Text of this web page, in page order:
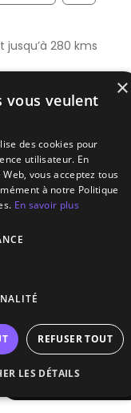
Afficher la carte
280 kms
Dance hall
×
vous veulent
des cookies pour
utilisateur. En
vous acceptez tous
à notre Politique
En savoir plus
REFUSER TOUT
LES DÉTAILS